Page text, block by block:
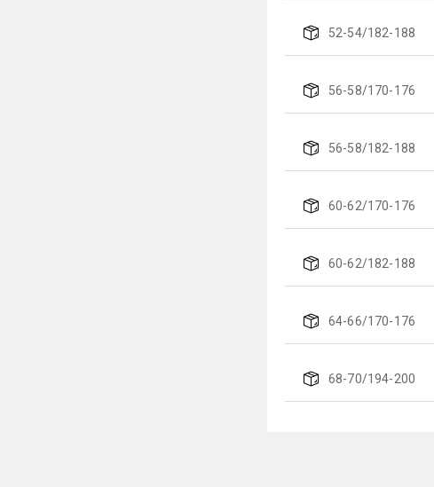
52-54/182-188
56-58/170-176
56-58/182-188
60-62/170-176
60-62/182-188
64-66/170-176
68-70/194-200